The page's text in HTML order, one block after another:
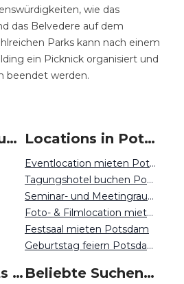
wie das
das Belvedere auf dem
Parks kann nach einem
ein Picknick organisiert und
beendet werden.
Teambuilding um Potsdam Locations in Potsdam mieten
Eventlocation mieten Potsdam
Tagungshotel buchen Potsdam
Seminar- und Meetingraum mieten Potsdam
Foto- & Filmlocation mieten Potsdam
Festsaal mieten Potsdam
Geburtstag feiern Potsdam
Beliebte Events in Potsdam Beliebte Suchen auf Event Inc